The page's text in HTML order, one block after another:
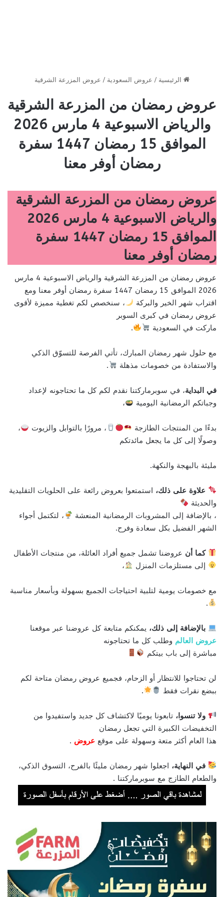
الرئيسية / عروض السعودية / عروض المزرعة الشرقية
عروض رمضان من المزرعة الشرقية
والرياض الاسبوعية 4 مارس 2026
الموافق 15 رمضان 1447 سفرة
رمضان أوفر معنا
عروض رمضان من المزرعة الشرقية
والرياض الاسبوعية 4 مارس 2026
الموافق 15 رمضان 1447 سفرة
رمضان أوفر معنا
عروض رمضان من المزرعة الشرقية والرياض الاسبوعية 4 مارس
2026 الموافق 15 رمضان 1447 سفرة رمضان أوفر معنا ومع
اقتراب شهر الخير والبركة
، سنخصص لكم تغطية مميزة لأقوى
عروض رمضان في كبرى السوبر
ماركت في السعودية
.
مع حلول شهر رمضان المبارك، تأتي الفرصة للتسوّق الذكي
والاستفادة من خصومات مذهلة
.
في البداية، في سوبرماركتنا نقدم لكم كل ما تحتاجونه لإعداد
وجباتكم الرمضانية اليومية
،
بدءًا من المنتجات الطازجة ، مرورًا بالتوابل والزيوت
،
وصولًا إلى كل ما يجعل مائدتكم
مليئة بالبهجة والنكهة.
علاوة على ذلك، استمتعوا بعروض رائعة على الحلويات التقليدية
والحديثة
، بالإضافة إلى المشروبات الرمضانية المنعشة
، لتكتمل أجواء
الشهر الفضيل بكل سعادة وفرح.
كما أن عروضنا تشمل جميع أفراد العائلة، من منتجات الأطفال
إلى مستلزمات المنزل
،
مع خصومات يومية لتلبية احتياجات الجميع بسهولة وبأسعار مناسبة
.
بالإضافة إلى ذلك، يمكنكم متابعة كل عروضنا عبر موقعنا
عروض العالم وطلب كل ما تحتاجونه
مباشرة إلى باب بيتكم
لن تحتاجوا للانتظار أو الزحام، فجميع عروض رمضان متاحة لكم
ببضع نقرات فقط
.
ولا تنسوا، تابعونا يوميًا لاكتشاف كل جديد واستفيدوا من
التخفيضات الكبيرة التي تجعل رمضان
هذا العام أكثر متعة وسهولة على موقع عروض .
في النهاية، اجعلوا شهر رمضان مليئًا بالفرح، التسوق الذكي،
والطعام الطازج مع سوبرماركتنا .